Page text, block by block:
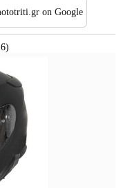
on Google